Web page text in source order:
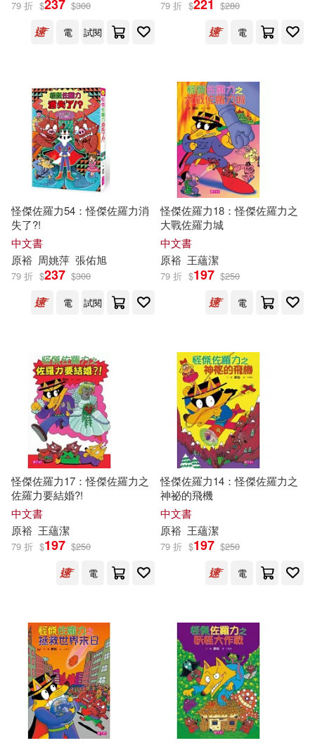
79 折 $237 $300
電
試閱
79 折 $221 $280
電
怪傑佐羅力54：怪傑佐羅力消
失了?!
中文書
原裕 周姚萍 張佑旭
79 折 $237 $300
電
試閱
怪傑佐羅力18：怪傑佐羅力之
大戰佐羅力城
中文書
原裕 王蘊潔
79 折 $197 $250
電
怪傑佐羅力17：怪傑佐羅力之
佐羅力要結婚?!
中文書
原裕 王蘊潔
79 折 $197 $250
電
怪傑佐羅力14：怪傑佐羅力之
神祕的飛機
中文書
原裕 王蘊潔
79 折 $197 $250
電